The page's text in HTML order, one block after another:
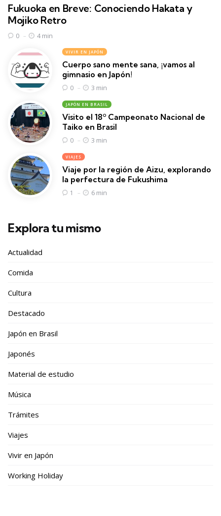
Fukuoka en Breve: Conociendo Hakata y
Mojiko Retro
0 4 min
VIVIR EN JAPÓN
Cuerpo sano mente sana, ¡vamos al
gimnasio en Japón!
0 3 min
JAPÓN EN BRASIL
Visito el 18º Campeonato Nacional de
Taiko en Brasil
0 3 min
VIAJES
Viaje por la región de Aizu, explorando
la perfectura de Fukushima
1 6 min
Explora tu mismo
Actualidad
Comida
Cultura
Destacado
Japón en Brasil
Japonés
Material de estudio
Música
Trámites
Viajes
Vivir en Japón
Working Holiday